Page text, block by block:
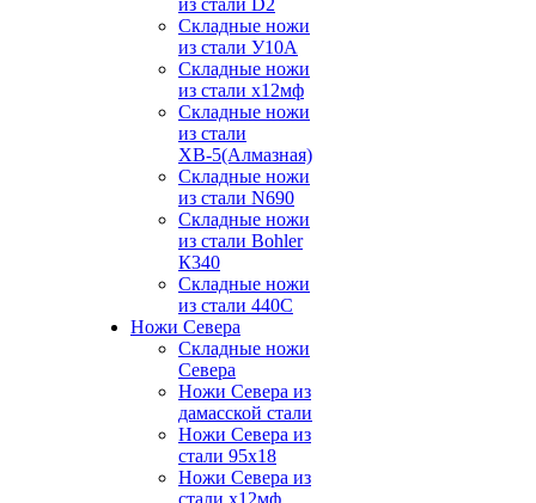
из стали D2
Складные ножи
из стали У10А
Складные ножи
из стали х12мф
Складные ножи
из стали
ХВ-5(Алмазная)
Складные ножи
из стали N690
Складные ножи
из стали Bohler
К340
Складные ножи
из стали 440С
Ножи Севера
Складные ножи
Севера
Ножи Севера из
дамасской стали
Ножи Севера из
стали 95х18
Ножи Севера из
стали х12мф